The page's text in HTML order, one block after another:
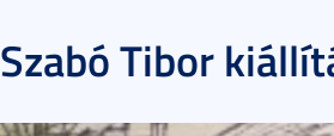
Szabó Tibor